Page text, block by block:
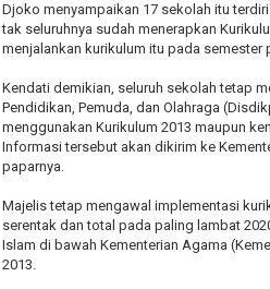
Djoko menyampaikan 17 sekolah itu
tak seluruhnya sudah menerapkan
menjalankan kurikulum itu pada semester
Kendati demikian, seluruh sekolah tetap
Pendidikan, Pemuda, dan Olahraga
menggunakan Kurikulum 2013 maupun
Informasi tersebut akan dikirim ke
paparnya.
Majelis tetap mengawal implementasi
serentak dan total pada paling lambat
Islam di bawah Kementerian Agama
2013.